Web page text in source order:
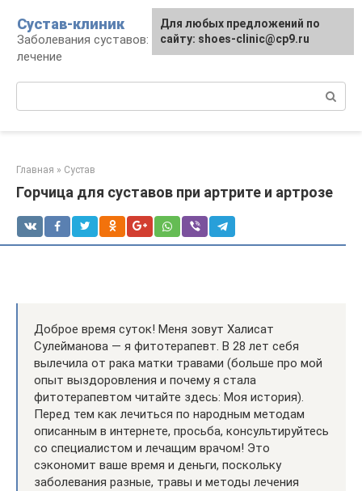
контенту
Сустав-клиник
Заболевания суставов: профилактика и
лечение
Главная » Сустав
Горчица для суставов при артрите и артрозе
Доброе время суток! Меня зовут Халисат
Сулейманова — я фитотерапевт. В 28 лет себя
вылечила от рака матки травами (больше про мой
опыт выздоровления и почему я стала
фитотерапевтом читайте здесь: Моя история).
Перед тем как лечиться по народным методам
описанным в интернете, просьба, консультируйтесь
со специалистом и лечащим врачом! Это
сэкономит ваше время и деньги, поскольку
заболевания разные, травы и методы лечения
Для любых предложений по
сайту: shoes-clinic@cp9.ru